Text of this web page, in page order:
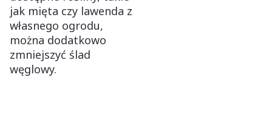
jak mięta czy lawenda z
własnego ogrodu,
można dodatkowo
zmniejszyć ślad
węglowy.